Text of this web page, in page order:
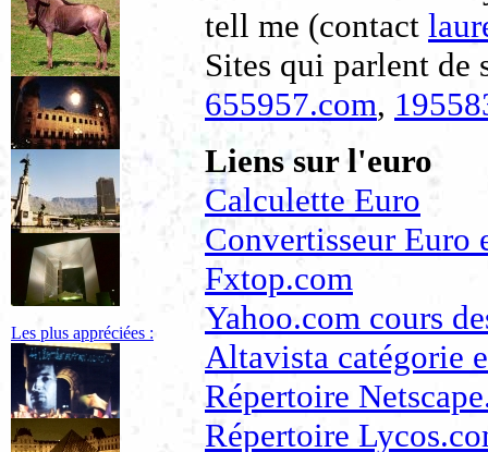
Les plus appréciées :
tell me (contact
Sites qui parlent de
655957.com,
Liens sur l'euro
Calculette Euro
Convertisseur Euro
Fxtop.com
Yahoo.com cours
Altavista catégorie
Répertoire
Répertoire